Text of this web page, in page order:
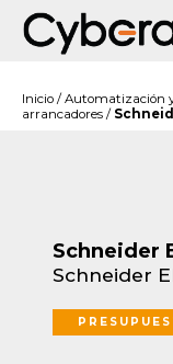
Inicio / Automatización
arrancadores /
Schneider
Schneider